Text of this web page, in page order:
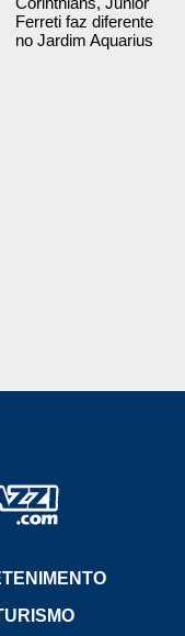
Ferreti faz diferente
no Jardim Aquarius